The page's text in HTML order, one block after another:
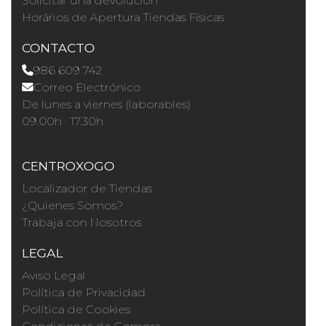
Horários de Apertura Tiendas Físicas
CONTACTO
986 609 742
Correo Electrónico
De lunes a viernes (laborables)
09.00h · 17.30h
CENTROXOGO
Localizador de Tiendas
¿Quienes Somos?
Trabaja con Nosotros
LEGAL
Aviso Legal
Política de Privacidad
Política de Cookies